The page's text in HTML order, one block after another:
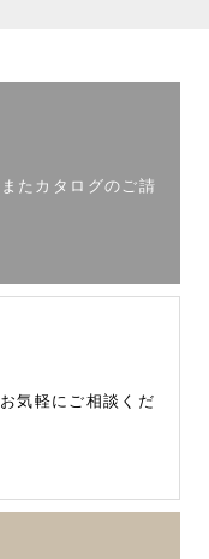
またカタログのご請
お気軽にご相談くだ